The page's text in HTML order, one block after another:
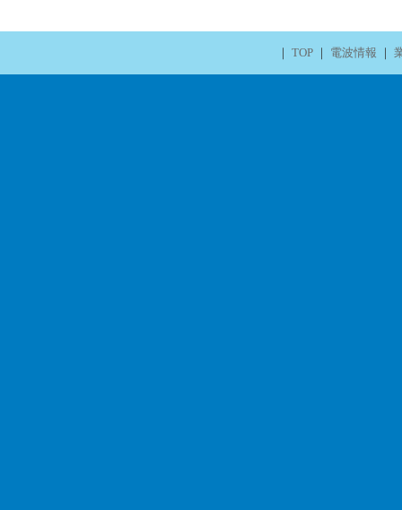
｜ TOP｜ 電波情報 ｜